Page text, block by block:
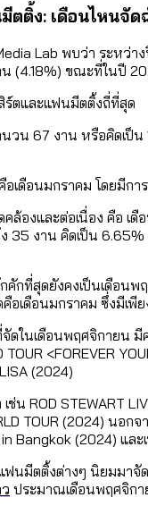
ตติ้ง: เดือนไหนจัด
Lab พบว่า ระหว่
(4.18%) ขณะที่ในปี
ร์ตและแฟนมีตติ้งถี่ที่สุด
วน 67 งาน หรือคิดเป็
เดือนมกราคม โดยมีก
ล้องและต่อเนื่อง คือ
35 งาน คิดเป็น
กที่สุดยังคงเป็นเดือน
อเดือนมกราคม ซึ่งมีเพี
ในเดือนพฤศจิกายน มี
TOUR <FOREVER
(2024)
น ROD STEWART
TOUR (2024) นอ
Bangkok (2024) แ
ฟนมีตติ้งต่างๆ นิยมมาจั
ประมาณเดือนพฤศจิก